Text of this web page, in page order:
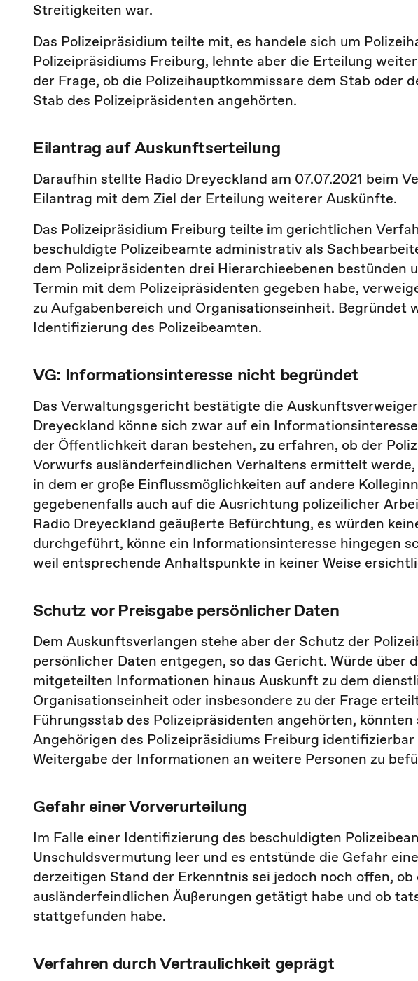
Streitigkeiten war.
Das Polizeipräsidium teilte mit, es handele sich um
Polizeipräsidiums Freiburg, lehnte aber die Erteilung
der Frage, ob die Polizeihauptkommissare dem Stab oder
Stab des Polizeipräsidenten angehörten.
Eilantrag auf Auskunftserteilung
Daraufhin stellte Radio Dreyeckland am 07.07.2021 beim
Eilantrag mit dem Ziel der Erteilung weiterer Auskünfte.
Das Polizeipräsidium Freiburg teilte im gerichtlichen
beschuldigte Polizeibeamte administrativ als
dem Polizeipräsidenten drei Hierarchieebenen bestünden
Termin mit dem Polizeipräsidenten gegeben habe,
zu Aufgabenbereich und Organisationseinheit. Begründet
Identifizierung des Polizeibeamten.
VG: Informationsinteresse nicht begründet
Das Verwaltungsgericht bestätigte die
Dreyeckland könne sich zwar auf ein
der Öffentlichkeit daran bestehen, zu erfahren, ob der
Vorwurfs ausländerfeindlichen Verhaltens ermittelt
in dem er große Einflussmöglichkeiten auf andere
gegebenenfalls auch auf die Ausrichtung polizeilicher
Radio Dreyeckland geäußerte Befürchtung, es würden
durchgeführt, könne ein Informationsinteresse hingegen
weil entsprechende Anhaltspunkte in keiner Weise
Schutz vor Preisgabe persönlicher Daten
Dem Auskunftsverlangen stehe aber der Schutz der
persönlicher Daten entgegen, so das Gericht. Würde über
mitgeteilten Informationen hinaus Auskunft zu dem
Organisationseinheit oder insbesondere zu der Frage
Führungsstab des Polizeipräsidenten angehörten,
Angehörigen des Polizeipräsidiums Freiburg identifizierbar
Weitergabe der Informationen an weitere Personen zu
Gefahr einer Vorverurteilung
Im Falle einer Identifizierung des beschuldigten
Unschuldsvermutung leer und es entstünde die Gefahr
derzeitigen Stand der Erkenntnis sei jedoch noch offen,
ausländerfeindlichen Äußerungen getätigt habe und ob
stattgefunden habe.
Verfahren durch Vertraulichkeit geprägt